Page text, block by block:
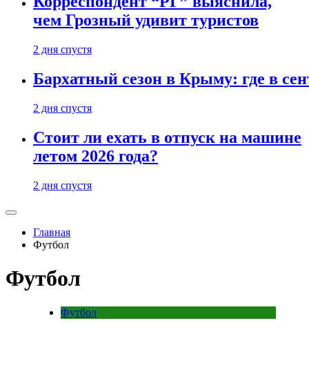
чем Грозный удивит туристов
2 дня спустя
Бархатный сезон в Крыму: где в
2 дня спустя
Стоит ли ехать в отпуск на машине
летом 2026 года?
2 дня спустя
Главная
Футбол
Футбол
Футбол